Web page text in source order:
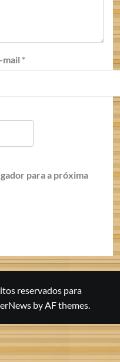
mail *
para a próxima
reservados para
by AF themes.